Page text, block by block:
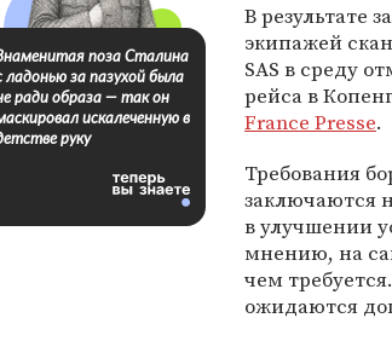
В результате
экипажей
SAS в среду
рейса в
France Presse.
Требования
заключаются
в улучшении
мнению, на
чем
ожидаются
поза Сталина
ладонью за пазухой была
ради образа — так он
искалеченную в
руку